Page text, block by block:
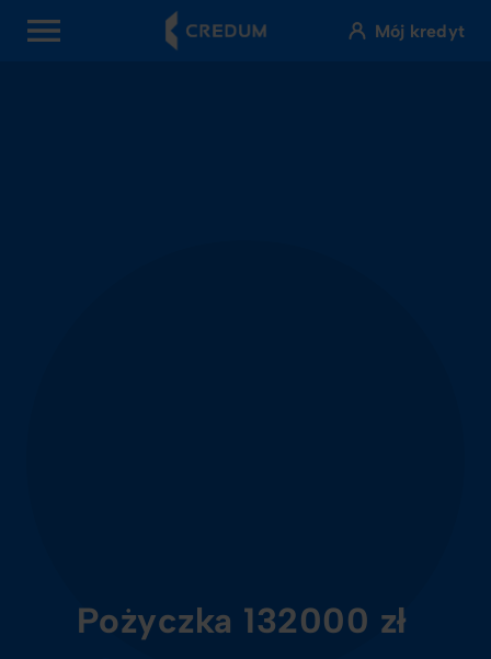
Mój kredyt
Pożyczka 132000 zł